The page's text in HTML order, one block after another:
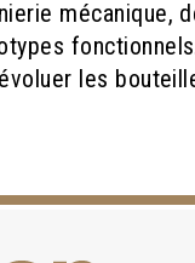
mécanique,
les